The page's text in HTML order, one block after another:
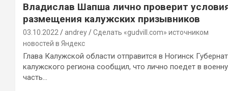
Владислав Шапша лично проверит
размещения калужских призывников
03.10.2022 andrey
Сделать «gudvill.com» источником
новостей в Яндекс
Глава Калужской области отправится в Ногинск
калужского региона сообщил, что лично поедет в
часть…